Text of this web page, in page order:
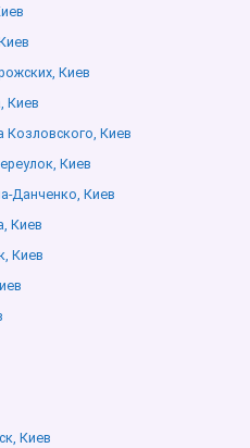
Киев
Киев
Киев
Киев
Данченко, Киев
Киев
Киев
Киев